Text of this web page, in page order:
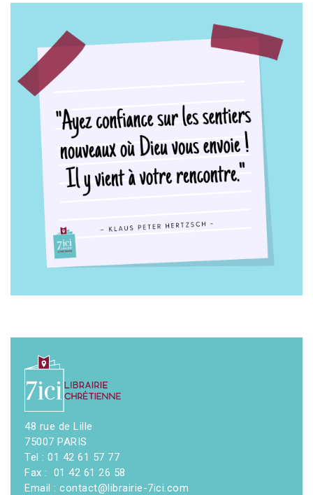
48 rue de Lille
75007 PARIS
Tel : 01 42 61 57 77
Fax : 01 42 61 26 58
Email : contact@librairie-7ici.com